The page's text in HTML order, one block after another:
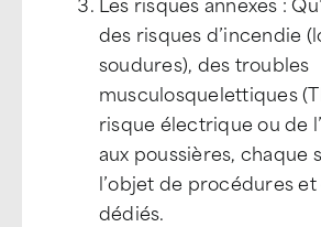
des risques d’incendie
soudures), des troubles
musculosquelettiques
risque électrique ou de
aux poussières, chaque
l’objet de procédures
dédiés.